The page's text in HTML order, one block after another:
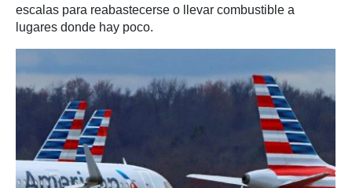
escalas para reabastecerse o llevar combustible a
lugares donde hay poco.